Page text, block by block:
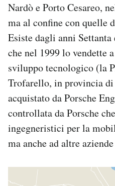
Nardò e Porto Cesareo,
ma al confine con quelle
Esiste dagli anni
che nel 1999 lo vendette
sviluppo tecnologico (la
Trofarello, in provincia
acquistato da Porsche
controllata da Porsche
ingegneristici per la
ma anche ad altre